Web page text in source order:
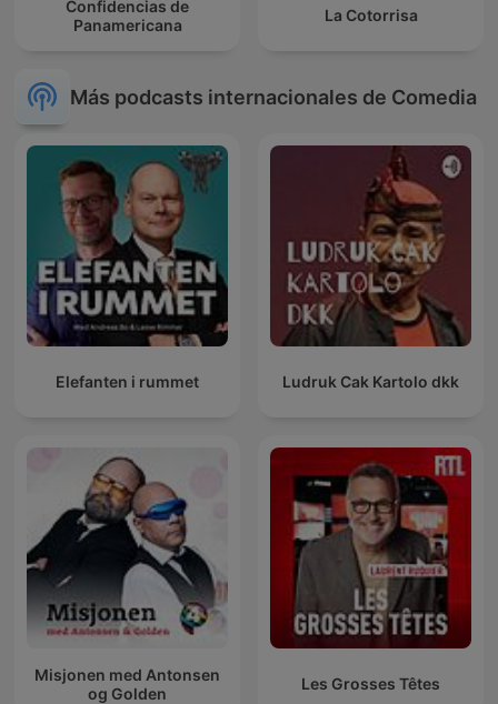
Confidencias de
Panamericana
La Cotorrisa
Más podcasts internacionales de Comedia
Elefanten i rummet Ludruk Cak Kartolo dkk
Misjonen med Antonsen
og Golden
Les Grosses Têtes